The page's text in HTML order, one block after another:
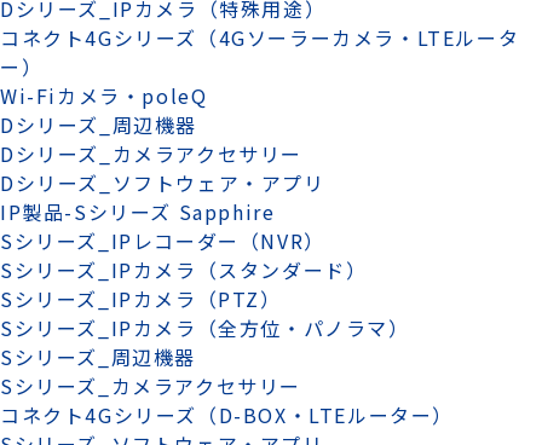
Dシリーズ_IPカメラ（特殊用途）
コネクト4Gシリーズ（4Gソーラーカメラ・LTEルータ
ー）
Wi-Fiカメラ・poleQ
Dシリーズ_周辺機器
Dシリーズ_カメラアクセサリー
Dシリーズ_ソフトウェア・アプリ
IP製品-Sシリーズ Sapphire
Sシリーズ_IPレコーダー（NVR）
Sシリーズ_IPカメラ（スタンダード）
Sシリーズ_IPカメラ（PTZ）
Sシリーズ_IPカメラ（全方位・パノラマ）
Sシリーズ_周辺機器
Sシリーズ_カメラアクセサリー
コネクト4Gシリーズ（D-BOX・LTEルーター）